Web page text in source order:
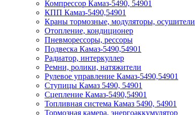
Компрессор Камаз-5490, 54901
КПП Камаз-5490,54901
Краны тормозные, модуляторы, осушители
Отопление, кондиционер
Пневморессоры, рессоры
Подвеска Камаз-5490,54901
Радиатор, интеркуллер
Ремни, ролики, натяжители
Рулевое управление Камаз-5490,54901
Ступицы Камаз 5490, 54901
Сцепление Камаз-5490,54901
Топливная система Камаз 5490, 54901
Тормозная камера, энергоаккумулятор